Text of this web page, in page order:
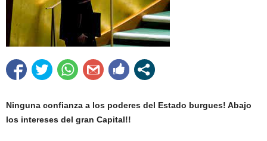
Ninguna confianza a los poderes del Estado burgues! Abajo
los intereses del gran Capital!!